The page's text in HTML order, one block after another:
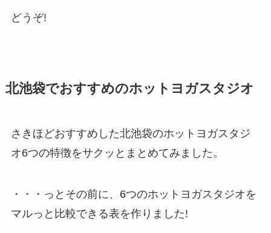
どうぞ!
北池袋でおすすめのホットヨガスタジオ
さきほどおすすめした北池袋のホットヨガスタジ
オ6つの特徴をサクッとまとめてみました。
・・・っとその前に、6つのホットヨガスタジオを
マルっと比較できる表を作りました!